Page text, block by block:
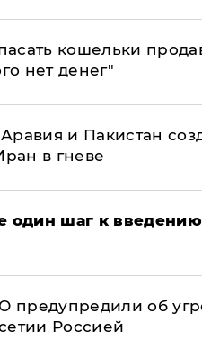
кошельки
нет денег"
и Пакистан
в гневе
шаг к
предупредили об
Россией